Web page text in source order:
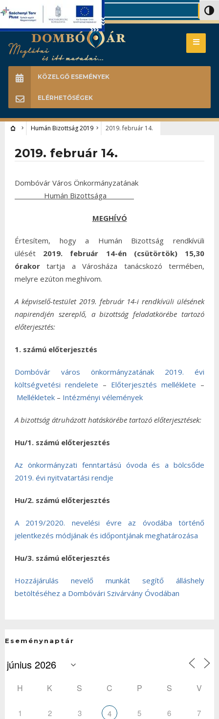
Search
KÖZELGŐ ESEMÉNYEK
ELÉRHETŐSÉGEK
Humán Bizottság 2019 2019. február 14.
2019. február 14.
Dombóvár Város Önkormányzatának
Humán Bizottsága
MEGHÍVÓ
Értesítem, hogy a Humán Bizottság rendkívüli
ülését 2019. február 14-én (csütörtök) 15,30
órakor tartja a Városháza tanácskozó termében,
melyre ezúton meghívom.
A képviselő-testület 2019. február 14-i rendkívüli ülésének
napirendjén szereplő, a bizottság feladatkörébe tartozó
előterjesztés:
1. számú előterjesztés
Dombóvár város önkormányzatának 2019. évi
költségvetési rendelete – Előterjesztés melléklete –
Mellékletek – Intézményi vélemények
A bizottság átruházott hatáskörébe tartozó előterjesztések:
Hu/1. számú előterjesztés
Az önkormányzati fenntartású óvoda és a bölcsőde
2019. évi nyitvatartási rendje
Hu/2. számú előterjesztés
A 2019/2020. nevelési évre az óvodába történő
jelentkezés módjának és időpontjának meghatározása
Hu/3. számú előterjesztés
Hozzájárulás nevelő munkát segítő álláshely
betöltéséhez a Dombóvári Szivárvány Óvodában
Eseménynaptár
H K S C P S V
1 2 3 4 5 6 7